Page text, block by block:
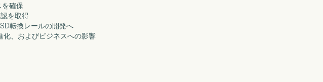
確保
を取得
転換レールの開発へ
、およびビジネスへの影響